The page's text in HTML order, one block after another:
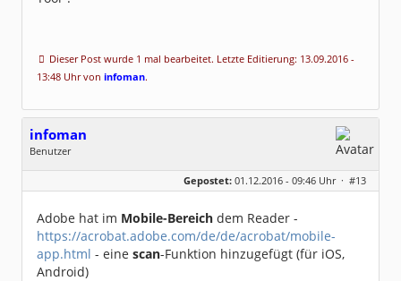
Dieser Post wurde 1 mal bearbeitet. Letzte Editierung: 13.09.2016 -
13:48 Uhr von infoman.
infoman
Benutzer
Geschlecht:
Dabei seit:
06 / 2008
Gepostet: 01.12.2016 - 09:46 Uhr · #13
Adobe hat im Mobile-Bereich dem Reader -
https://acrobat.adobe.com/de/de/acrobat/mobile-
app.html - eine scan-Funktion hinzugefügt (für iOS,
Android)